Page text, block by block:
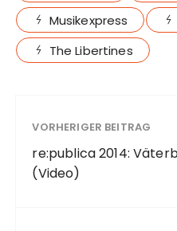
Musikexpress
The Libertines
VORHERIGER BEITRAG
re:publica 2014:
(Video)